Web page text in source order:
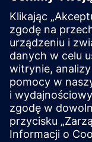
Firma: JCB
Branża: Sprzęt
Lokalizacja:
Siemens Software: